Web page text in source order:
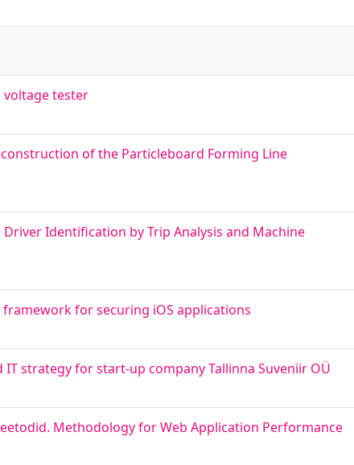
tester
of the Particleboard Forming Line
Identification by Trip Analysis and Machine
for securing iOS applications
strategy for start-up company Tallinna Suveniir OÜ
Methodology for Web Application Performance